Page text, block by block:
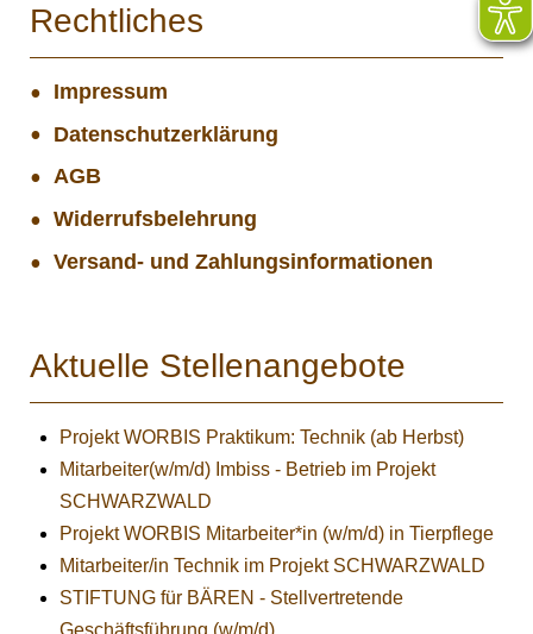
Rechtliches
Impressum
Datenschutzerklärung
AGB
Widerrufsbelehrung
Versand- und Zahlungsinformationen
Aktuelle Stellenangebote
Projekt WORBIS Praktikum: Technik (ab Herbst)
Mitarbeiter(w/m/d) Imbiss - Betrieb im Projekt
SCHWARZWALD
Projekt WORBIS Mitarbeiter*in (w/m/d) in Tierpflege
Mitarbeiter/in Technik im Projekt SCHWARZWALD
STIFTUNG für BÄREN - Stellvertretende
Geschäftsführung (w/m/d)